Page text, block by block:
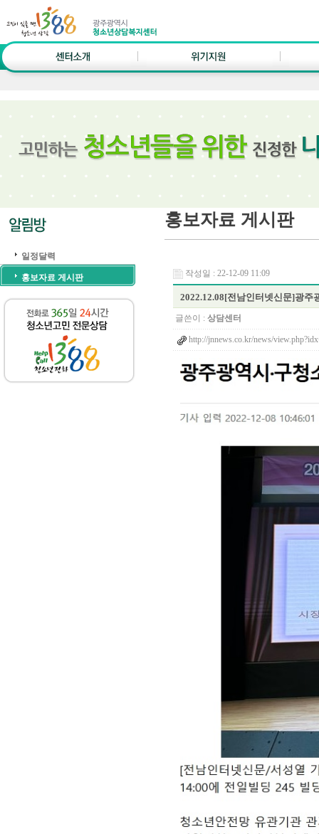
일정달력
홍보자료 게시판
홍보자료 게시판
작성일 : 22-12-09 11:09
2022.12.08[전남인터넷신문]광주
글쓴이 : 상담센터
http://jnnews.co.kr/news/